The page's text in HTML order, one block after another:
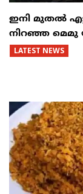
ഇനി മുതൽ
നിറഞ്ഞ മെമു
LATEST NEWS